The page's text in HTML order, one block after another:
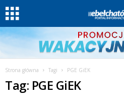
Strona główna Tagi PGE GiEK
Tag: PGE GiEK